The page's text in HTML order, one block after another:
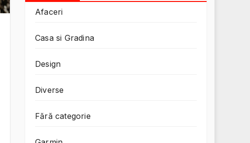
Afaceri
Casa si Gradina
Design
Diverse
Fără categorie